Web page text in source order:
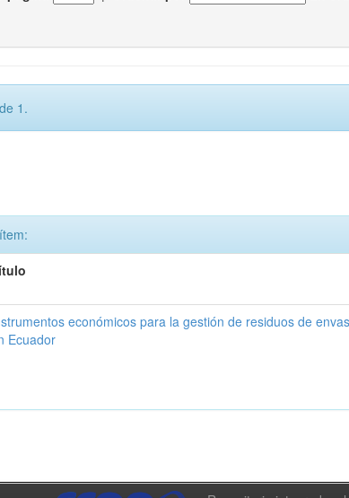
1.
económicos para la gestión de residuos de
Ecuador